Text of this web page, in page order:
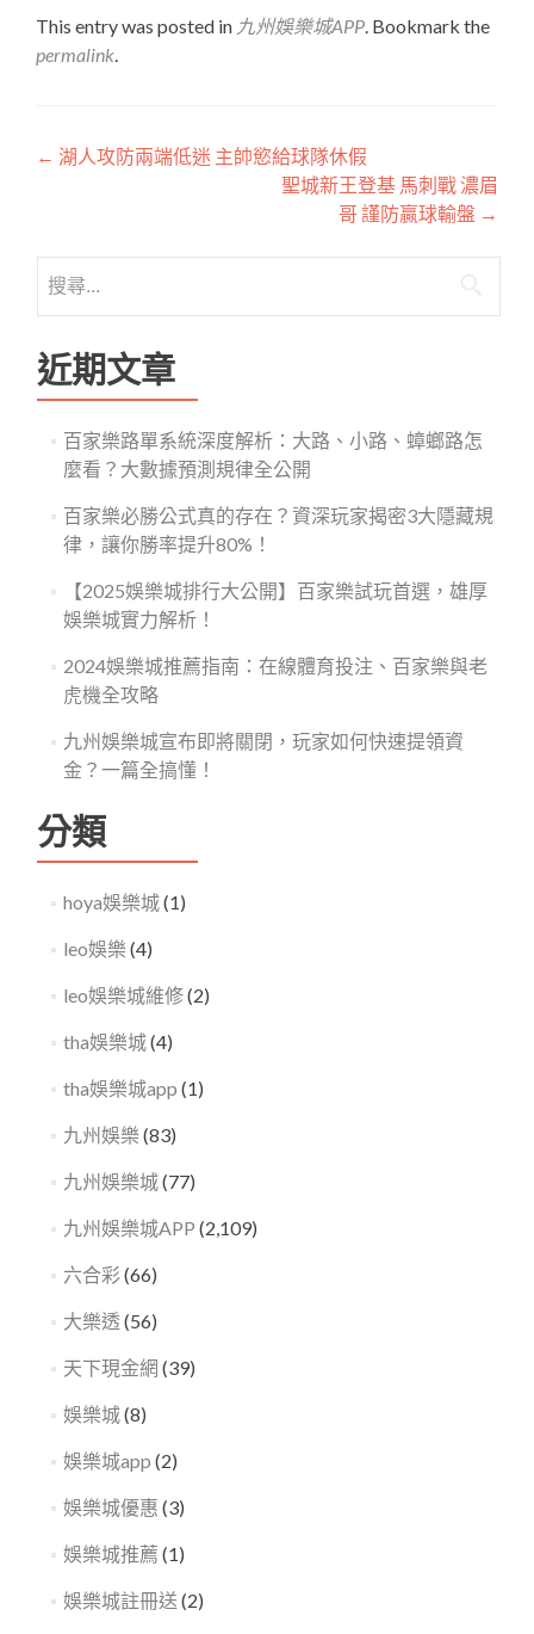
This entry was posted in 九州娛樂城APP. Bookmark the
permalink.
文
導
覽
← 湖人攻防兩端低迷 主帥慾給球隊休假
聖城新王登基 馬刺戰 濃眉
哥 謹防贏球輸盤 →
尋
鍵
字:
近期文章
百家樂路單系統深度解析：大路、小路、蟑螂路怎
麼看？大數據預測規律全公開
百家樂必勝公式真的存在？資深玩家揭密3大隱藏規
律，讓你勝率提升80%！
【2025娛樂城排行大公開】百家樂試玩首選，雄厚
娛樂城實力解析！
2024娛樂城推薦指南：在線體育投注、百家樂與老
虎機全攻略
九州娛樂城宣布即將關閉，玩家如何快速提領資
金？一篇全搞懂！
分類
hoya娛樂城(1)
leo娛樂 (4)
leo娛樂城維修(2)
tha娛樂城(4)
tha娛樂城app (1)
九州娛樂 (83)
九州娛樂城(77)
九州娛樂城APP (2,109)
六合彩(66)
大樂透 (56)
天下現金網 (39)
娛樂城(8)
娛樂城app (2)
娛樂城優惠 (3)
娛樂城推薦 (1)
娛樂城註冊送 (2)